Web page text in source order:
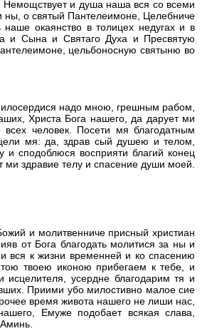
Немощствует и душа наша вся со всеми
ны, о святый Пантелеимоне, Целебниче
окаянство в толицех недугах и в
и Сына и Святаго Духа и Пресвятую
цельбоносную святыню во
надо мною, грешным рабом,
Христа Бога нашего, да дарует ми
человек. Посети мя благодатным
мя: да, здрав сый душею и телом,
и сподоблюся восприяти благий конец
ми здравие телу и спасение души моей.
и молитвенниче присный христиан
от Бога благодать молитися за ны и
вся к жизни временней и ко спасению
твоею иконою прибегаем к тебе, и
усердне благодарим тя и
Приими убо милостивно малое сие
время живота нашего не лиши нас,
Емуже подобает всякая слава,